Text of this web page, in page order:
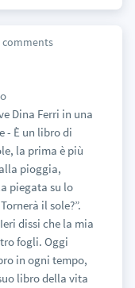
comments
Dina Ferri in una
- È un libro di
la prima è più
pioggia,
piegata su lo
il sole?”.
dissi che la mia
fogli. Oggi
in ogni tempo,
libro della vita